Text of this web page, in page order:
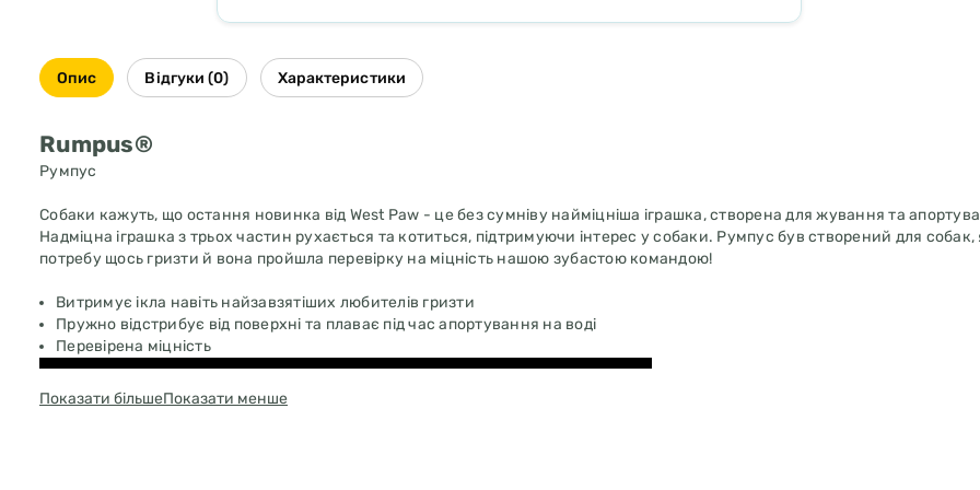
Опис Відгуки (0) Характеристики
Rumpus®
Румпус
Собаки кажуть, що остання новинка від West Paw - це без сумніву найміцніша іграшка, створена для жування та
Надміцна іграшка з трьох частин рухається та котиться, підтримуючи інтерес у собаки. Румпус був створений для собак,
потребу щось гризти й вона пройшла перевірку на міцність нашою зубастою командою!
Витримує ікла навіть найзавзятіших любителів гризти
Пружно відстрибує від поверхні та плаває під час апортування на воді
Перевірена міцність
Показати більшеПоказати менше